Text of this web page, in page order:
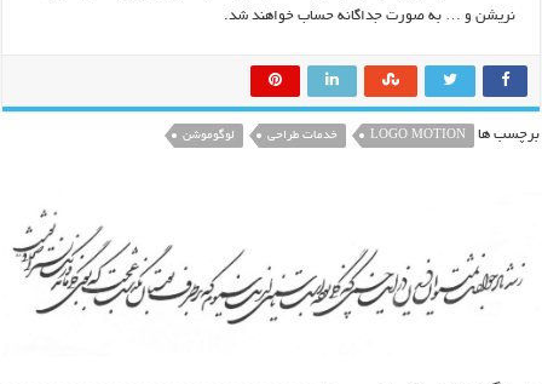
نریشن و … به صورت جداگانه حساب خواهند شد.
برچسب ها LOGO MOTION خدمات طراحی لوگوموشن